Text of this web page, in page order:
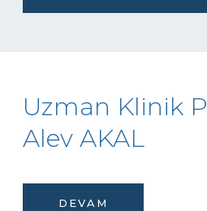
Uzman Klinik
Alev AKAL
DEVAM